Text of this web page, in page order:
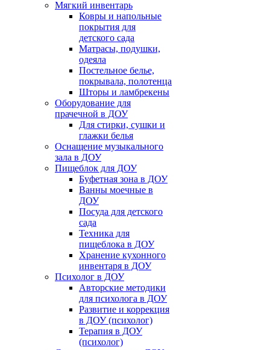
Мягкий инвентарь
Ковры и напольные
покрытия для
детского сада
Матрасы, подушки,
одеяла
Постельное белье,
покрывала, полотенца
Шторы и ламбрекены
Оборудование для
прачечной в ДОУ
Для стирки, сушки и
глажки белья
Оснащение музыкального
зала в ДОУ
Пищеблок для ДОУ
Буфетная зона в ДОУ
Ванны моечные в
ДОУ
Посуда для детского
сада
Техника для
пищеблока в ДОУ
Хранение кухонного
инвентаря в ДОУ
Психолог в ДОУ
Авторские методики
для психолога в ДОУ
Развитие и коррекция
в ДОУ (психолог)
Терапия в ДОУ
(психолог)